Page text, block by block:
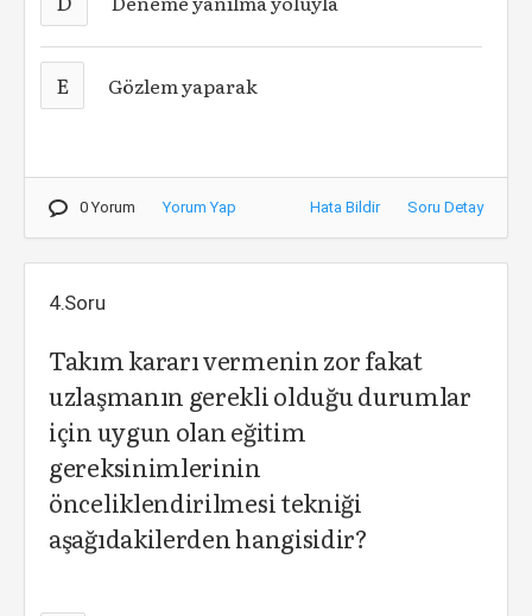
E Gözlem yaparak
0 Yorum Yorum Yap Hata Bildir Soru Detay
4.Soru
Takım kararı vermenin zor fakat
uzlaşmanın gerekli olduğu durumlar
için uygun olan eğitim
gereksinimlerinin
önceliklendirilmesi tekniği
aşağıdakilerden hangisidir?